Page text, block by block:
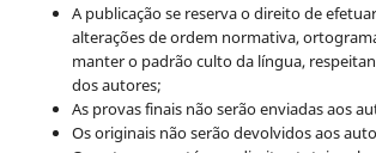
A publicação se reserva o direito de
alterações de ordem normativa,
manter o padrão culto da língua,
dos autores;
As provas finais não serão enviadas aos
Os originais não serão devolvidos aos